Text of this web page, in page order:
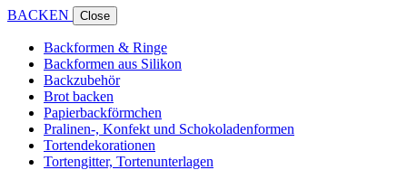
BACKEN Close
Backformen & Ringe
Backformen aus Silikon
Backzubehör
Brot backen
Papierbackförmchen
Pralinen-, Konfekt und Schokoladenformen
Tortendekorationen
Tortengitter, Tortenunterlagen